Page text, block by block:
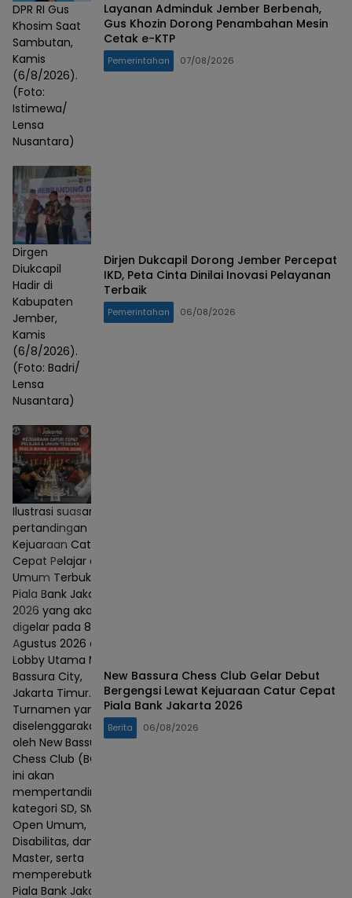
DPR RI Gus
Khosim Saat
Sambutan,
Kamis
(6/8/2026).
(Foto:
Istimewa/
Lensa
Nusantara)
Layanan Adminduk Jember Berbenah,
Gus Khozin Dorong Penambahan Mesin
Cetak e-KTP
Pemerintahan 07/08/2026
Dirgen
Diukcapil
Hadir di
Kabupaten
Jember,
Kamis
(6/8/2026).
(Foto: Badri/
Lensa
Nusantara)
Dirjen Dukcapil Dorong Jember Percepat
IKD, Peta Cinta Dinilai Inovasi Pelayanan
Terbaik
Pemerintahan 06/08/2026
Ilustrasi suasana
pertandingan
Kejuaraan Catur
Cepat Pelajar dan
Umum Terbuka
Piala Bank Jakarta
2026 yang akan
digelar pada 8–9
Agustus 2026 di
Lobby Utama Mall
Bassura City,
Jakarta Timur.
Turnamen yang
diselenggarakan
oleh New Bassura
Chess Club (BCC)
ini akan
mempertandingkan
kategori SD, SMP,
Open Umum,
Disabilitas, dan
Master, serta
memperebutkan
Piala Bank Jakarta
New Bassura Chess Club Gelar Debut
Bergengsi Lewat Kejuaraan Catur Cepat
Piala Bank Jakarta 2026
Berita 06/08/2026